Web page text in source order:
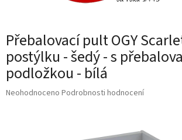
Přebalovací pult OGY
postýlku - šedý - s
podložkou - bílá
Průměrné
Neohodnoceno Podrobnosti hodnocení